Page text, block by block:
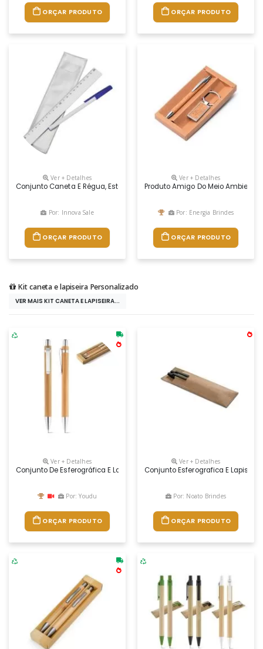
ORÇAR PRODUTO ORÇAR PRODUTO
Ver + Detalhes
Conjunto Caneta E Régua, Estojo Em Pvc Transparente.
Por: Innova Sale
ORÇAR PRODUTO
Ver + Detalhes
Produto Amigo Do Meio
Por: Energia Brindes
ORÇAR PRODUTO
Kit caneta e lapiseira Personalizado
VER MAIS KIT CANETA E LAPISEIRA...
Ver + Detalhes
Conjunto De Esferográfica E Lapiseira Em Bambu. Esferográfica Até 1.5
Por: Youdu
ORÇAR PRODUTO
Ver + Detalhes
Conjunto Esferografica E
Por: Noato Brindes
ORÇAR PRODUTO